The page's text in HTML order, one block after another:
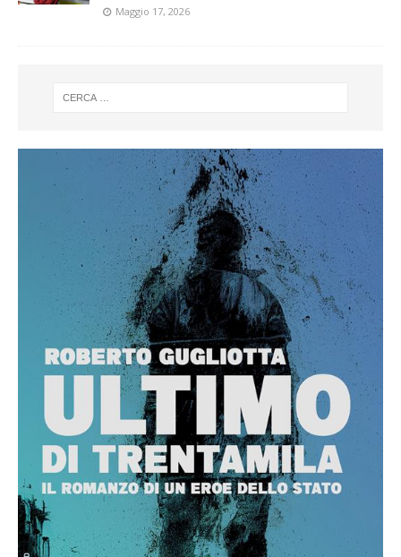
Maggio 17, 2026